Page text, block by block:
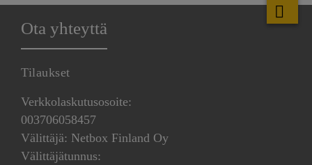
Ota yhteyttä
Tilaukset
Verkkolaskutusosoite:
003706058457
Välittäjä: Netbox Finland Oy
Välittäjätunnus: